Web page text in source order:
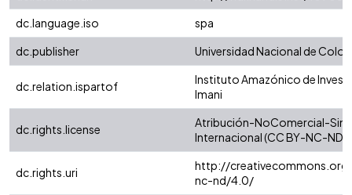
dc.language.iso
spa
dc.publisher
Universidad Nacional de
dc.relation.ispartof
Instituto Amazónico de
Imani
dc.rights.license
Atribución-NoComercial-
Internacional (CC BY-NC-ND
dc.rights.uri
http://
nc-nd/4.0/